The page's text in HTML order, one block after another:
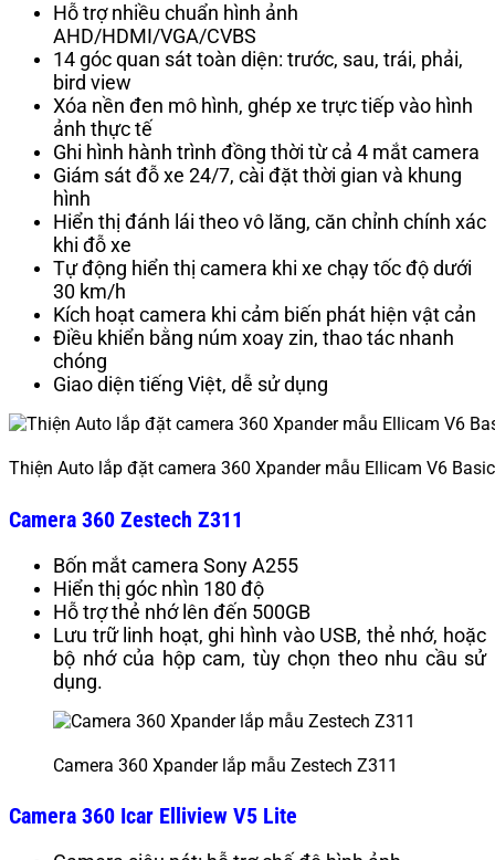
Hỗ trợ nhiều chuẩn hình ảnh
AHD/HDMI/VGA/CVBS
14 góc quan sát toàn diện: trước, sau, trái, phải,
bird view
Xóa nền đen mô hình, ghép xe trực tiếp vào hình
ảnh thực tế
Ghi hình hành trình đồng thời từ cả 4 mắt camera
Giám sát đỗ xe 24/7, cài đặt thời gian và khung
hình
Hiển thị đánh lái theo vô lăng, căn chỉnh chính xác
khi đỗ xe
Tự động hiển thị camera khi xe chạy tốc độ dưới
30 km/h
Kích hoạt camera khi cảm biến phát hiện vật cản
Điều khiển bằng núm xoay zin, thao tác nhanh
chóng
Giao diện tiếng Việt, dễ sử dụng
Thiện Auto lắp đặt camera 360 Xpander mẫu Ellicam V6
Camera 360 Zestech Z311
Bốn mắt camera Sony A255
Hiển thị góc nhìn 180 độ
Hỗ trợ thẻ nhớ lên đến 500GB
Lưu trữ linh hoạt, ghi hình vào USB, thẻ nhớ, hoặc
bộ nhớ của hộp cam, tùy chọn theo nhu cầu sử
dụng.
Camera 360 Xpander lắp mẫu Zestech Z311
Camera 360 Icar Elliview V5 Lite